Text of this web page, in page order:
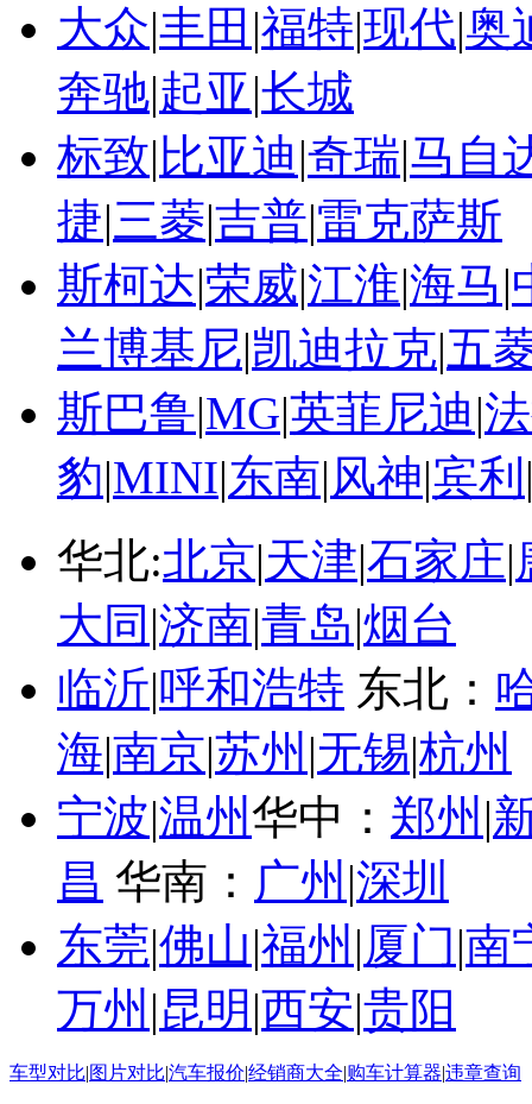
大众|丰田 |福特|现代|奥
奔驰|起亚|长城
标致| 比亚迪|奇瑞|马自
捷|三菱|吉普|雷克萨斯
斯柯达|荣威|江淮|海马|
兰博基尼|凯迪拉克|五
斯巴鲁|MG|英菲尼迪|
豹|MINI|东南|风神|宾利
华北:北京|天津|石家庄|
大同 |济南|青岛|烟台
临沂|呼和浩特 东北：
海|南京|苏州 |无锡|杭州
宁波|温州华中： 郑州 |
昌 华南： 广州 |深圳
东莞|佛山|福州 |厦门|南
万州 |昆明 |西安|贵阳
车型对比|图片对比|汽车报价|经销商大全|购车计算器|违章查询